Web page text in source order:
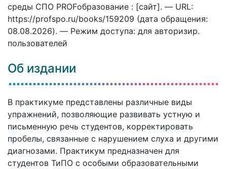
среды СПО PROFобразование : [сайт]. — URL:
https://profspo.ru/books/159209 (дата обращения:
08.08.2026). — Режим доступа: для авторизир.
пользователей
Об издании
В практикуме представлены различные виды
упражнений, позволяющие развивать устную и
письменную речь студентов, корректировать
пробелы, связанные с нарушением слуха и другими
диагнозами. Практикум предназначен для
студентов ТиПО с особыми образовательными